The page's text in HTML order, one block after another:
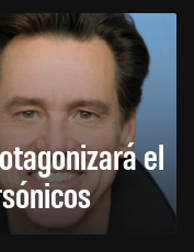
el